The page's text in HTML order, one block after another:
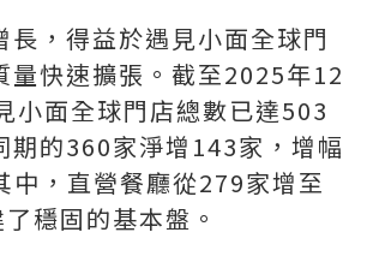
長，得益於遇見小面全球門
量快速擴張。截至2025年12
小面全球門店總數已達503
期的360家淨增143家，增幅
中，直營餐廳從279家增至
穩固的基本盤。